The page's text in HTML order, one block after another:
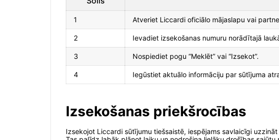
1 Atveriet Liccardi oficiālo mājaslapu vai
2 Ievadiet izsekošanas numuru norādītajā
3 Nospiediet pogu “Meklēt” vai “Izsekot”.
4 Iegūstiet aktuālo informāciju par sūtījuma
Izsekošanas priekšrocības
Izsekojot Liccardi sūtījumu tiešsaistē, iespējams savlaicīgi